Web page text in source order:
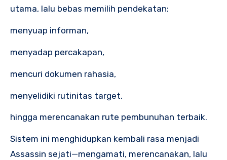
utama, lalu bebas memilih pendekatan:
menyuap informan,
menyadap percakapan,
mencuri dokumen rahasia,
menyelidiki rutinitas target,
hingga merencanakan rute pembunuhan terbaik.
Sistem ini menghidupkan kembali rasa menjadi
Assassin sejati—mengamati, merencanakan, lalu